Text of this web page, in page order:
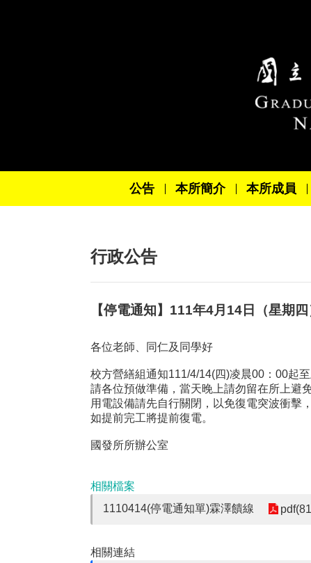
公告 本所簡介 本所成員
行政公告
【停電通知】111年4月14日（星期
各位老師、同仁及同學好
校方營繕組通知111/4/14(四)凌晨00：00起
請各位預做準備，當天晚上請勿留在所上避
用電設備請先自行關閉，以免復電突波衝擊
如提前完工將提前復電。
國發所所辦公室
相關檔案
1110414(停電通知單)霖澤饋線
相關連結